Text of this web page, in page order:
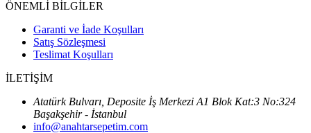
ÖNEMLİ BİLGİLER
Garanti ve İade Koşulları
Satış Sözleşmesi
Teslimat Koşulları
İLETİŞİM
Atatürk Bulvarı, Deposite İş Merkezi A1 Blok Kat:3 No:324
Başakşehir - İstanbul
info@anahtarsepetim.com